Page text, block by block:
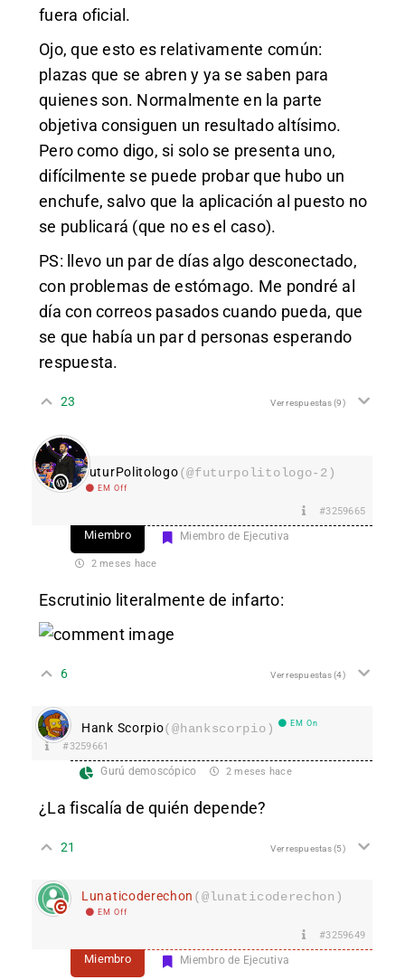
fuera oficial.
Ojo, que esto es relativamente común:
plazas que se abren y ya se saben para
quienes son. Normalmente en la parte
objetiva consiguen un resultado altísimo.
Pero como digo, si solo se presenta uno,
difícilmente se puede probar que hubo un
enchufe, salvo que la aplicación al puesto no
se publicará (que no es el caso).
PS: llevo un par de días algo desconectado,
con problemas de estómago. Me pondré al
día con correos pasados cuando pueda, que
se que había un par d personas esperando
respuesta.
23 Ver respuestas(9)
FuturPolitologo(@futurpolitologo-2)
EM Off
#3259665
Miembro Miembro de Ejecutiva
2 meses hace
Escrutinio literalmente de infarto:
6 Ver respuestas(4)
Hank Scorpio(@hankscorpio) EM On
#3259661
Gurú demoscópico 2 meses hace
¿La fiscalía de quién depende?
21 Ver respuestas(5)
Lunaticoderechon (@lunaticoderechon)
EM Off
#3259649
Miembro Miembro de Ejecutiva